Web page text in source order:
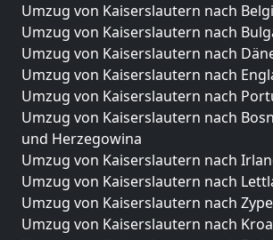
Umzug von Kaiserslautern nach
Umzug von Kaiserslautern nach
Umzug von Kaiserslautern nach
Umzug von Kaiserslautern nach
Umzug von Kaiserslautern nach
Umzug von Kaiserslautern nach
und Herzegowina
Umzug von Kaiserslautern nach
Umzug von Kaiserslautern nach
Umzug von Kaiserslautern nach
Umzug von Kaiserslautern nach